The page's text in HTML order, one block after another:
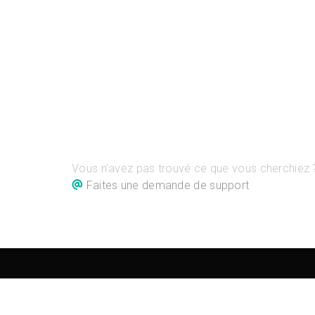
Vous n'avez pas trouvé ce que vous cherchiez
Faites une demande de support